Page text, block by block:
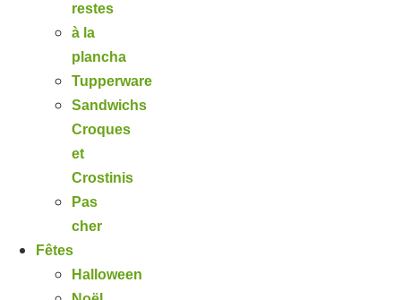
restes
à la
plancha
Tupperware
Sandwichs
Croques
et
Crostinis
Pas
cher
Fêtes
Halloween